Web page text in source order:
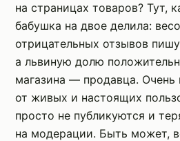
на страницах товаров? Тут,
бабушка на двое делила:
отрицательных отзывов
а львиную долю
магазина — продавца. Очень
от живых и настоящих
просто не публикуются и
на модерации. Быть может,